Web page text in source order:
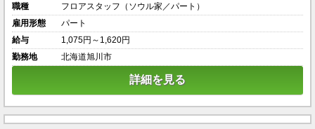
職種
フロアスタッフ（ソウル家／パート）
雇用形態
パート
給与
1,075円～1,620円
勤務地
北海道旭川市
詳細を見る